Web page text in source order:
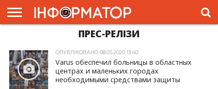
ПРЕС-РЕЛІЗИ
ОПУБЛІКОВАНО 08.05.2020 13:40
Varus обеспечил больницы в областных
центрах и маленьких городах
необходимыми средствами защиты